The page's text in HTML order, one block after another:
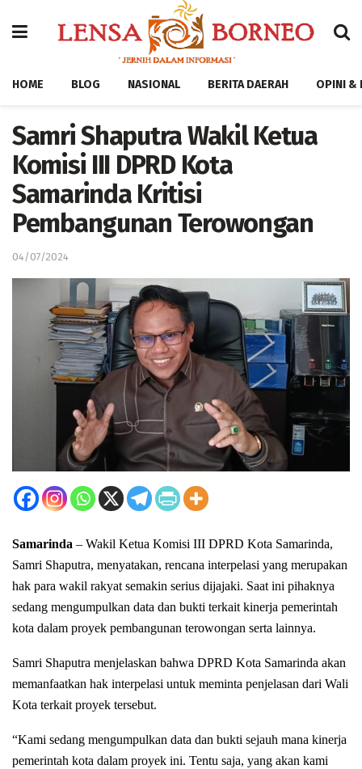
HOME BLOG NASIONAL BERITA DAERAH OPINI &
Samri Shaputra Wakil Ketua
Komisi III DPRD Kota
Samarinda Kritisi
Pembangunan Terowongan
04/07/2024
Samarinda – Wakil Ketua Komisi III DPRD Kota Samarinda,
Samri Shaputra, menyatakan, rencana interpelasi yang merupakan
hak para wakil rakyat semakin serius dijajaki. Saat ini pihaknya
sedang mengumpulkan data dan bukti terkait kinerja pemerintah
kota dalam proyek pembangunan terowongan serta lainnya.
Samri Shaputra menjelaskan bahwa DPRD Kota Samarinda akan
memanfaatkan hak interpelasi untuk meminta penjelasan dari Wali
Kota terkait proyek tersebut.
“Kami sedang mengumpulkan data dan bukti sejauh mana kinerja
pemerintah kota dalam proyek ini. Tentu saja, yang akan kami